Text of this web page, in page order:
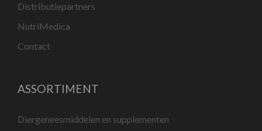
Distributiepartners
NutriMedica
Contact
ASSORTIMENT
Diergeneesmiddelen en supplementen